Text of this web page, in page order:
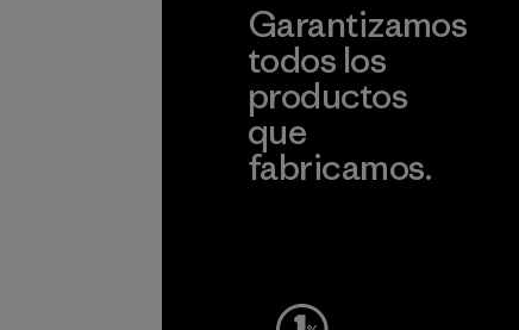
Garantizamos
todos los
productos
que
fabricamos.